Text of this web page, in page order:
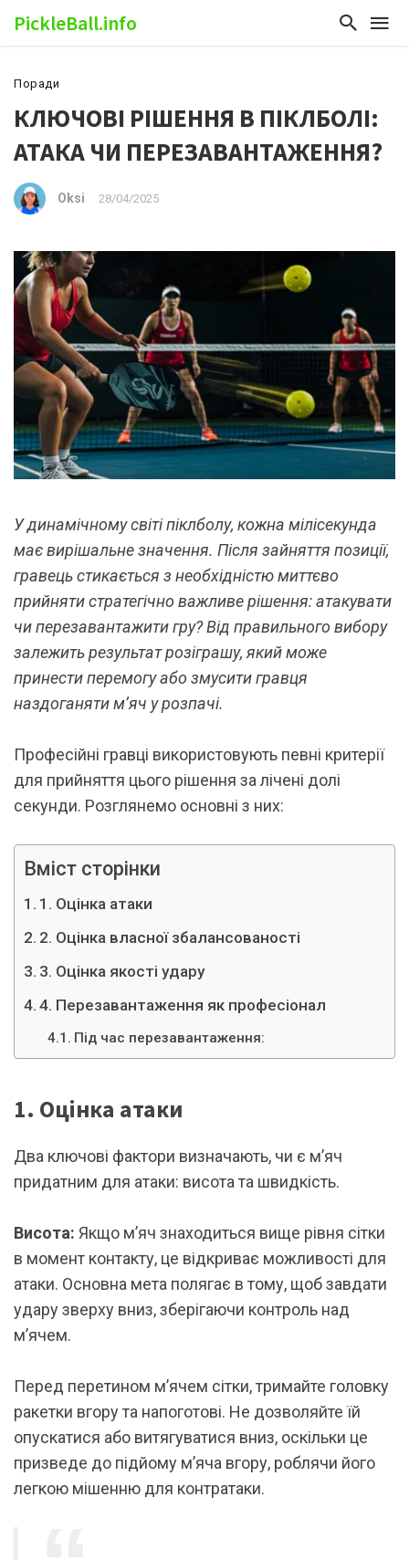
PickleBall.info
Поради
КЛЮЧОВІ РІШЕННЯ В ПІКЛБОЛІ:
АТАКА ЧИ ПЕРЕЗАВАНТАЖЕННЯ?
Oksi 28/04/2025
У динамічному світі піклболу, кожна мілісекунда
має вирішальне значення. Після зайняття позиції,
гравець стикається з необхідністю миттєво
прийняти стратегічно важливе рішення: атакувати
чи перезавантажити гру? Від правильного вибору
залежить результат розіграшу, який може
принести перемогу або змусити гравця
наздоганяти м’яч у розпачі.
Професійні гравці використовують певні критерії
для прийняття цього рішення за лічені долі
секунди. Розглянемо основні з них:
Вміст сторінки
1. Оцінка атаки
2. Оцінка власної збалансованості
3. Оцінка якості удару
4. Перезавантаження як професіонал
Під час перезавантаження:
1. Оцінка атаки
Два ключові фактори визначають, чи є м’яч
придатним для атаки: висота та швидкість.
Висота: Якщо м’яч знаходиться вище рівня сітки
в момент контакту, це відкриває можливості для
атаки. Основна мета полягає в тому, щоб завдати
удару зверху вниз, зберігаючи контроль над
м’ячем.
Перед перетином м’ячем сітки, тримайте головку
ракетки вгору та напоготові. Не дозволяйте їй
опускатися або витягуватися вниз, оскільки це
призведе до підйому м’яча вгору, роблячи його
легкою мішенню для контратаки.